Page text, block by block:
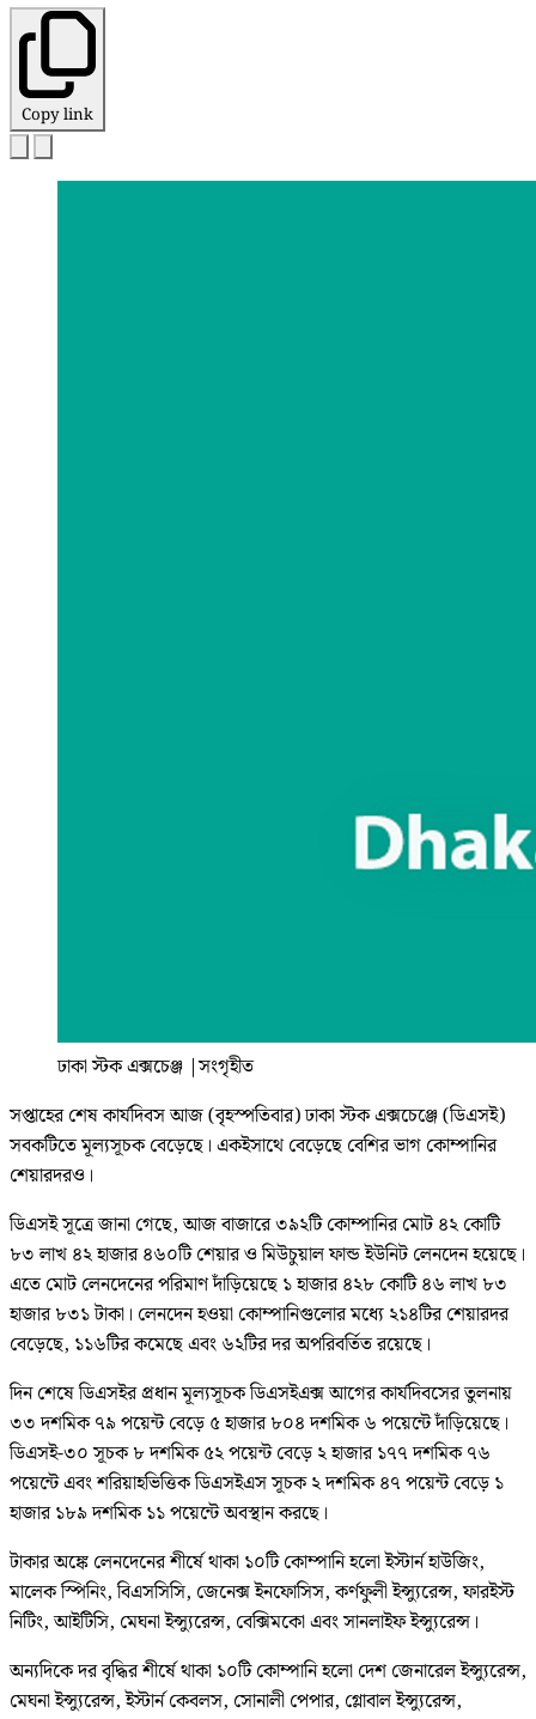
Copy link
ঢাকা স্টক এক্সচেঞ্জ |সংগৃহীত
সপ্তাহের শেষ কার্যদিবস আজ (বৃহস্পতিবার) ঢাকা স্টক এক্সচেঞ্জে (ডিএসই)
সবকটিতে মূল্যসূচক বেড়েছে। একইসাথে বেড়েছে বেশির ভাগ কোম্পানির
শেয়ারদরও।
ডিএসই সূত্রে জানা গেছে, আজ বাজারে ৩৯২টি কোম্পানির মোট ৪২ কোটি
৮৩ লাখ ৪২ হাজার ৪৬০টি শেয়ার ও মিউচুয়াল ফান্ড ইউনিট লেনদেন হয়েছে।
এতে মোট লেনদেনের পরিমাণ দাঁড়িয়েছে ১ হাজার ৪২৮ কোটি ৪৬ লাখ ৮৩
হাজার ৮৩১ টাকা। লেনদেন হওয়া কোম্পানিগুলোর মধ্যে ২১৪টির শেয়ারদর
বেড়েছে, ১১৬টির কমেছে এবং ৬২টির দর অপরিবর্তিত রয়েছে।
দিন শেষে ডিএসইর প্রধান মূল্যসূচক ডিএসইএক্স আগের কার্যদিবসের তুলনায়
৩৩ দশমিক ৭৯ পয়েন্ট বেড়ে ৫ হাজার ৮০৪ দশমিক ৬ পয়েন্টে দাঁড়িয়েছে।
ডিএসই-৩০ সূচক ৮ দশমিক ৫২ পয়েন্ট বেড়ে ২ হাজার ১৭৭ দশমিক ৭৬
পয়েন্টে এবং শরিয়াহভিত্তিক ডিএসইএস সূচক ২ দশমিক ৪৭ পয়েন্ট বেড়ে ১
হাজার ১৮৯ দশমিক ১১ পয়েন্টে অবস্থান করছে।
টাকার অঙ্কে লেনদেনের শীর্ষে থাকা ১০টি কোম্পানি হলো ইস্টার্ন হাউজিং,
মালেক স্পিনিং, বিএসসিসি, জেনেক্স ইনফোসিস, কর্ণফুলী ইন্স্যুরেন্স, ফারইস্ট
নিটিং, আইটিসি, মেঘনা ইন্স্যুরেন্স, বেক্সিমকো এবং সানলাইফ ইন্স্যুরেন্স।
অন্যদিকে দর বৃদ্ধির শীর্ষে থাকা ১০টি কোম্পানি হলো দেশ জেনারেল ইন্স্যুরেন্স,
মেঘনা ইন্স্যুরেন্স, ইস্টার্ন কেবলস, সোনালী পেপার, গ্লোবাল ইন্স্যুরেন্স,